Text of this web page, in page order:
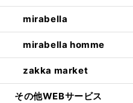
mirabella
mirabella homme
zakka market
その他WEBサービス